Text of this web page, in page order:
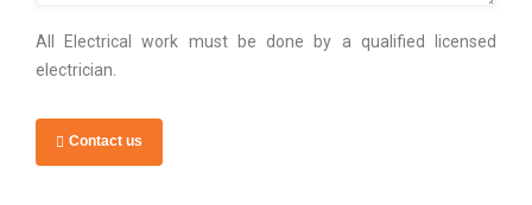
All Electrical work must be done by a qualified licensed
electrician.
Contact us